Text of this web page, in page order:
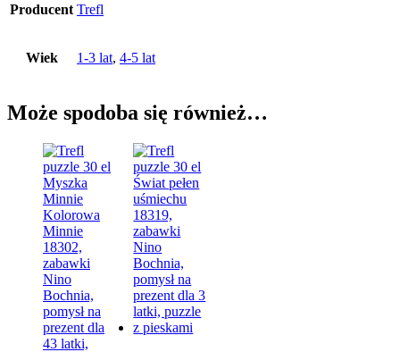
Producent Trefl
Wiek 1-3 lat, 4-5 lat
Może spodoba się również…